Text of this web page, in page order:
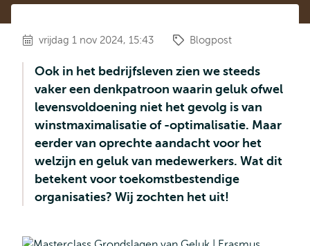
vrijdag 1 nov 2024, 15:43 Blogpost
Ook in het bedrijfsleven zien we steeds
vaker een denkpatroon waarin geluk ofwel
levensvoldoening niet het gevolg is van
winstmaximalisatie of -optimalisatie. Maar
eerder van oprechte aandacht voor het
welzijn en geluk van medewerkers. Wat dit
betekent voor toekomstbestendige
organisaties? Wij zochten het uit!